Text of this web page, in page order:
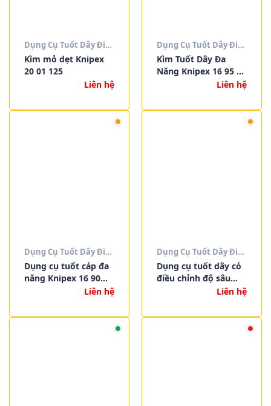
Dụng Cụ Tuốt Dây Điện
Kìm mỏ dẹt Knipex
20 01 125
Liên hệ
Dụng Cụ Tuốt Dây Điện
Kìm Tuốt Dây Đa
Năng Knipex 16 95 01
SB – Tuốt Dây Tròn,
Chính Hãng Đức
Liên hệ
Dụng Cụ Tuốt Dây Điện
Dụng cụ tuốt cáp đa
năng Knipex 16 90
Liên hệ
Dụng Cụ Tuốt Dây Điện
Dụng cụ tuốt dây có
điều chỉnh độ sâu
Knipex 16 80 175 SB
Liên hệ